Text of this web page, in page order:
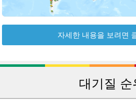
자세한 내용을 보려면
대기질 순